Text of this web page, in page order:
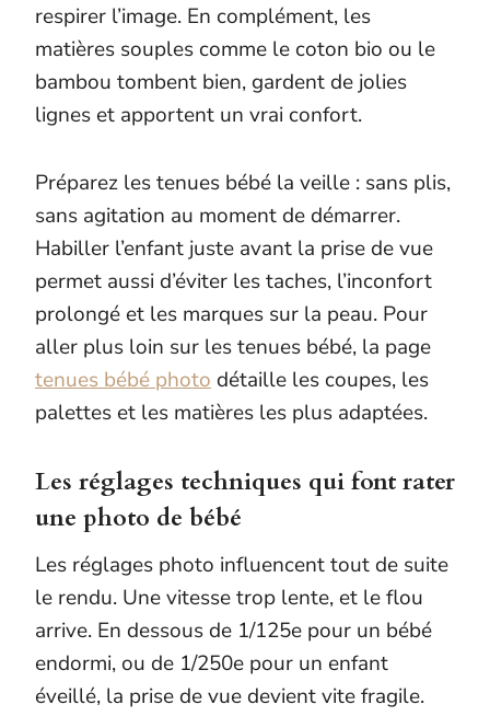
respirer l’image. En complément, les
matières souples comme le coton bio ou le
bambou tombent bien, gardent de jolies
lignes et apportent un vrai confort.
Préparez les tenues bébé la veille : sans plis,
sans agitation au moment de démarrer.
Habiller l’enfant juste avant la prise de vue
permet aussi d’éviter les taches, l’inconfort
prolongé et les marques sur la peau. Pour
aller plus loin sur les tenues bébé, la page
tenues bébé photo détaille les coupes, les
palettes et les matières les plus adaptées.
Les réglages techniques qui font rater
une photo de bébé
Les réglages photo influencent tout de suite
le rendu. Une vitesse trop lente, et le flou
arrive. En dessous de 1/125e pour un bébé
endormi, ou de 1/250e pour un enfant
éveillé, la prise de vue devient vite fragile.